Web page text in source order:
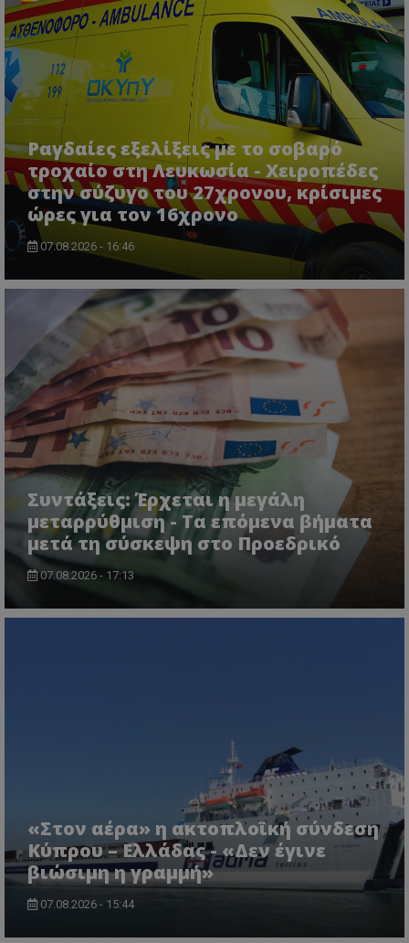
Ραγδαίες εξελίξεις με το σοβαρό
τροχαίο στη Λευκωσία - Χειροπέδες
στην σύζυγο του 27χρονου, κρίσιμες
ώρες για τον 16χρονο
07.08.2026 - 16:46
Συντάξεις: Έρχεται η μεγάλη
μεταρρύθμιση - Τα επόμενα βήματα
μετά τη σύσκεψη στο Προεδρικό
07.08.2026 - 17:13
«Στον αέρα» η ακτοπλοϊκή σύνδεση
Κύπρου – Ελλάδας - «Δεν έγινε
βιώσιμη η γραμμή»
07.08.2026 - 15:44